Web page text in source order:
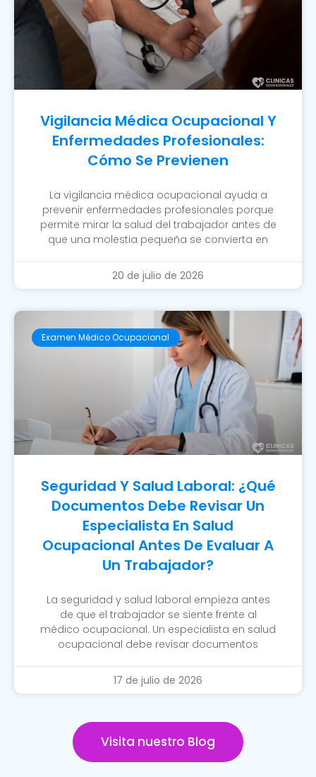
Vigilancia Médica Ocupacional Y
Enfermedades Profesionales:
Cómo Se Previenen
La vigilancia médica ocupacional ayuda a
prevenir enfermedades profesionales porque
permite mirar la salud del trabajador antes de
que una molestia pequeña se convierta en
20 de julio de 2026
Examen Médico Ocupacional
Seguridad Y Salud Laboral: ¿Qué
Documentos Debe Revisar Un
Especialista En Salud
Ocupacional Antes De Evaluar A
Un Trabajador?
La seguridad y salud laboral empieza antes
de que el trabajador se siente frente al
médico ocupacional. Un especialista en salud
ocupacional debe revisar documentos
17 de julio de 2026
Visita nuestro Blog